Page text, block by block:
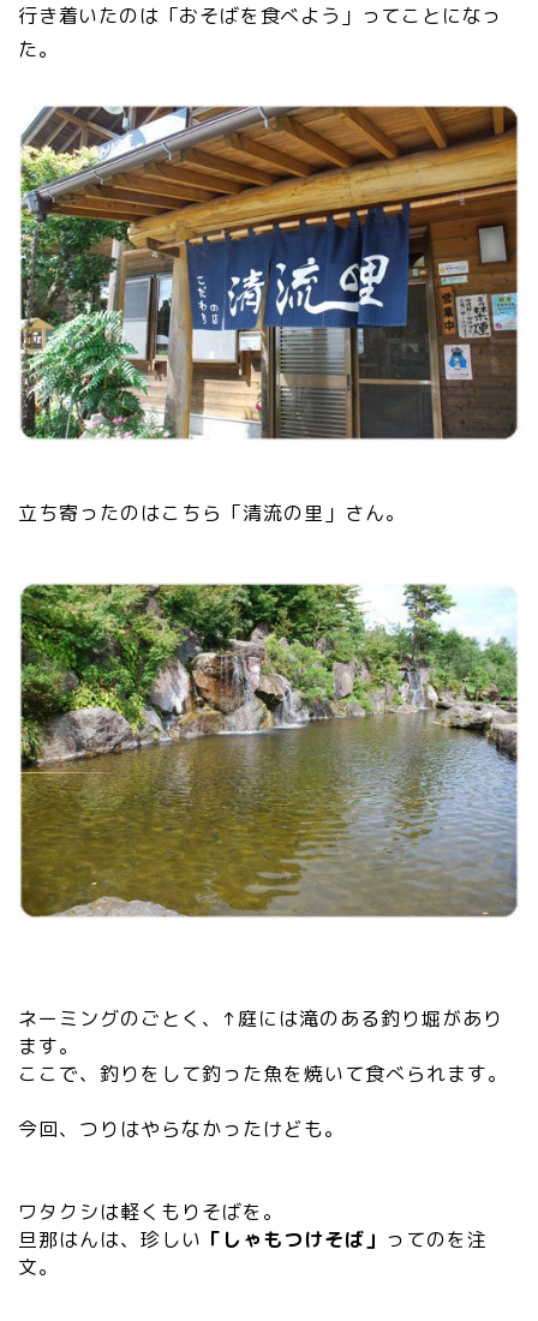
行き着いたのは「おそばを食べよう」ってことになっ
た。
立ち寄ったのはこちら「清流の里」さん。
ネーミングのごとく、↑庭には滝のある釣り堀があり
ます。
ここで、釣りをして釣った魚を焼いて食べられます。
今回、つりはやらなかったけども。
ワタクシは軽くもりそばを。
旦那はんは、珍しい 「しゃもつけそば」 ってのを注
文。